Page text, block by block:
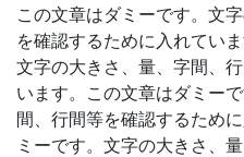
この文章はダミーです。文
を確認するために入れてい
文字の大きさ、量、字間、
います。この文章はダミー
間、行間等を確認するため
ミーです。文字の大きさ、